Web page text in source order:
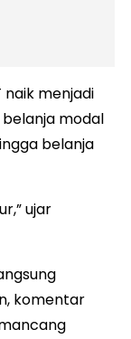
naik menjadi
belanja modal
belanja
ujar
komentar